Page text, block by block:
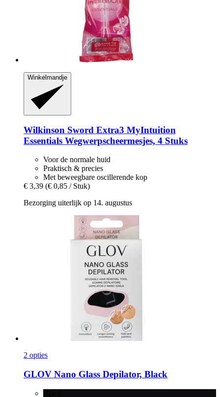
Winkelmandje
Wilkinson Sword Extra3 MyIntuition
Essentials Wegwerpscheermesjes, 4 Stuks
Voor de normale huid
Praktisch & precies
Met beweegbare oscillerende kop
€ 3,39 (€ 0,85 / Stuk)
Bezorging uiterlijk op 14. augustus
2 opties
GLOV Nano Glass Depilator, Black